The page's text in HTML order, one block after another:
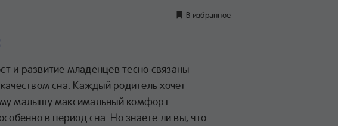
В избранное
и развитие младенцев тесно связаны
сна. Каждый родитель хочет
малышу максимальный комфорт
в период сна. Но знаете ли вы, что